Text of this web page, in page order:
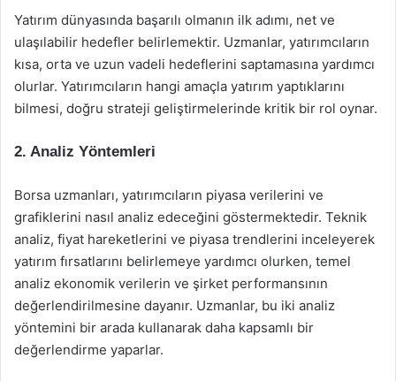
Yatırım dünyasında başarılı olmanın ilk adımı, net ve
ulaşılabilir hedefler belirlemektir. Uzmanlar, yatırımcıların
kısa, orta ve uzun vadeli hedeflerini saptamasına yardımcı
olurlar. Yatırımcıların hangi amaçla yatırım yaptıklarını
bilmesi, doğru strateji geliştirmelerinde kritik bir rol oynar.
2. Analiz Yöntemleri
Borsa uzmanları, yatırımcıların piyasa verilerini ve
grafiklerini nasıl analiz edeceğini göstermektedir. Teknik
analiz, fiyat hareketlerini ve piyasa trendlerini inceleyerek
yatırım fırsatlarını belirlemeye yardımcı olurken, temel
analiz ekonomik verilerin ve şirket performansının
değerlendirilmesine dayanır. Uzmanlar, bu iki analiz
yöntemini bir arada kullanarak daha kapsamlı bir
değerlendirme yaparlar.